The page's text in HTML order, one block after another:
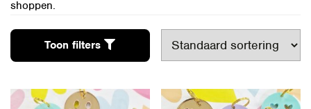
shoppen.
Toon filters